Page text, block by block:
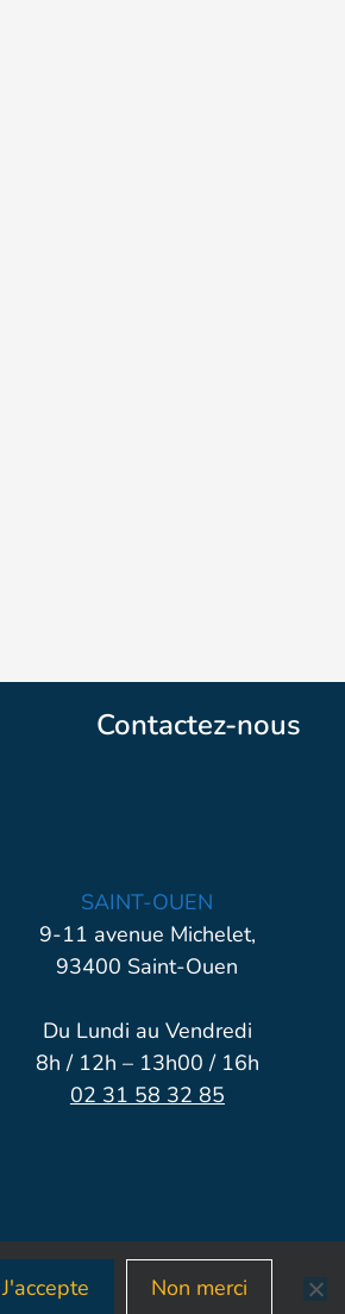
Contactez-nous
SAINT-OUEN
9-11 avenue Michelet,
93400 Saint-Ouen
Du Lundi au Vendredi
8h / 12h – 13h00 / 16h
02 31 58 32 85
J'accepte Non merci